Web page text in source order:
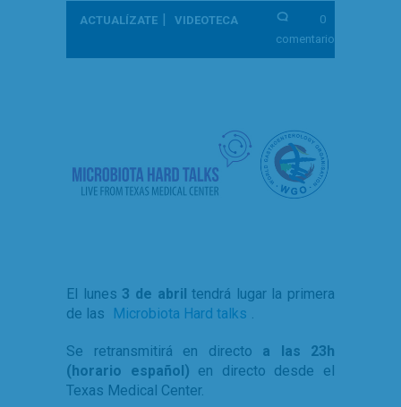
ACTUALÍZATE | VIDEOTECA
0
comentarios
El lunes 3 de abril tendrá lugar la primera
de las
Microbiota Hard talks .
Se retransmitirá en directo a las 23h
(horario español) en directo desde el
Texas Medical Center.